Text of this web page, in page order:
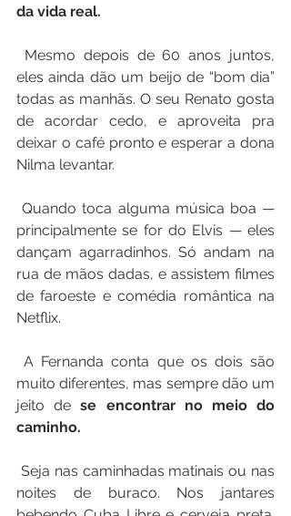
da vida real.
eles ainda dão um beijo de “bom dia”
todas as manhãs. O seu Renato gosta
de acordar cedo, e aproveita pra
deixar o café pronto e esperar a dona
Nilma levantar.
Quando toca alguma música boa —
principalmente se for do Elvis — eles
dançam agarradinhos. Só andam na
rua de mãos dadas, e assistem filmes
de faroeste e comédia romântica na
Netflix.
A Fernanda conta que os dois são
muito diferentes, mas sempre dão um
jeito de se encontrar no meio do
caminho.
noites de buraco. Nos jantares